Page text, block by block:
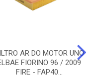
AR DO MOTOR UNO
FIORINO 96 / 2009
FIRE - FAP40...